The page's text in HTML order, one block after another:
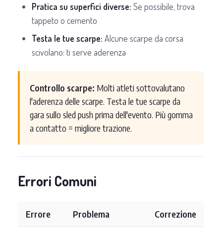
Pratica su superfici diverse: Se possibile, trova
tappeto o cemento
Testa le tue scarpe: Alcune scarpe da corsa
scivolano: ti serve aderenza
Controllo scarpe: Molti atleti sottovalutano
l'aderenza delle scarpe. Testa le tue scarpe da
gara sullo sled push prima dell'evento. Più gomma
a contatto = migliore trazione.
Errori Comuni
Errore Problema Correzione